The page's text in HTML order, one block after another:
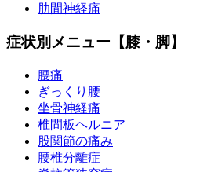
肋間神経痛
症状別メニュー【膝・脚】
腰痛
ぎっくり腰
坐骨神経痛
椎間板ヘルニア
股関節の痛み
腰椎分離症